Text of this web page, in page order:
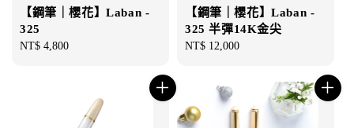
【鋼筆｜櫻花】Laban -
325
Regular
NT$ 4,800
【鋼筆｜櫻花】Laban -
325 半彈14K金尖
Regular
NT$ 12,000